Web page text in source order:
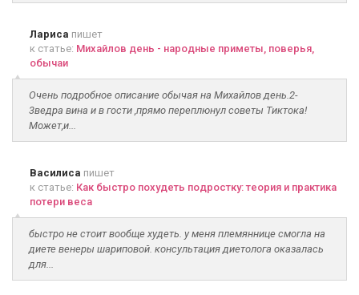
Лариса пишет
к статье: Михайлов день - народные приметы, поверья,
обычаи
Очень подробное описание обычая на Михайлов день.2-
3ведра вина и в гости ,прямо переплюнул советы Тиктока!
Может,и...
Василиса пишет
к статье: Как быстро похудеть подростку: теория и практика
потери веса
быстро не стоит вообще худеть. у меня племяннице смогла на
диете венеры шариповой. консультация диетолога оказалась
для...